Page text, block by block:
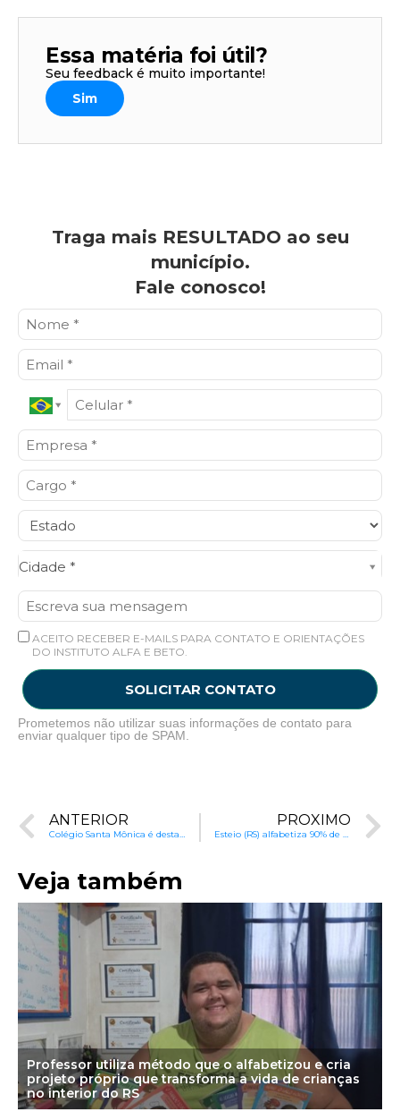
Essa matéria foi útil?
Seu feedback é muito importante!
Sim
Traga mais RESULTADO ao seu
município.
Fale conosco!
Cidade *
Cidade*
ACEITO RECEBER E-MAILS PARA CONTATO E ORIENTAÇÕES
DO INSTITUTO ALFA E BETO.
SOLICITAR CONTATO
Prometemos não utilizar suas informações de contato para
enviar qualquer tipo de SPAM.
ANTERIOR PRÓXIMO
Veja também
Professor utiliza método que o alfabetizou e cria
projeto próprio que transforma a vida de crianças
no interior do RS